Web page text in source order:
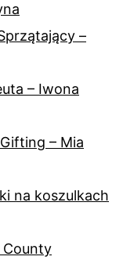
–
– Iwona
– Mia
na koszulkach
County